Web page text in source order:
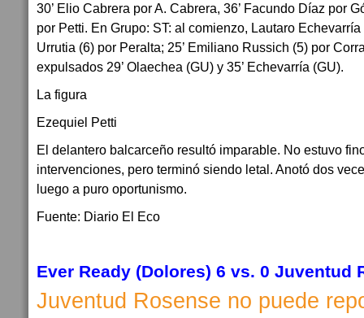
30’ Elio Cabrera por A. Cabrera, 36’ Facundo Díaz por
por Petti. En Grupo: ST: al comienzo, Lautaro
Urrutia (6) por Peralta; 25’ Emiliano Russich (5) por
expulsados 29’ Olaechea (GU) y 35’ Echevarría (GU).
La figura
Ezequiel Petti
El delantero balcarceño resultó imparable. No estuvo
intervenciones, pero terminó siendo letal. Anotó dos
luego a puro oportunismo.
Fuente: Diario El Eco
Ever Ready (Dolores) 6 vs. 0 Juventud
Juventud Rosense no puede